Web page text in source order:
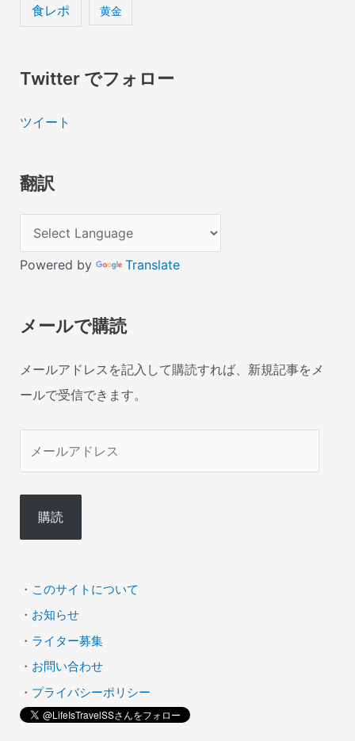
食レポ 黄金
Twitter でフォロー
ツイート
翻訳
Powered by Translate
メールで購読
メールアドレスを記入して購読すれば、新規記事をメ
ールで受信できます。
ル
ド
ス
購読
・ このサイトについて
・ お知らせ
・ ライター募集
・ お問い合わせ
・ プライバシーポリシー